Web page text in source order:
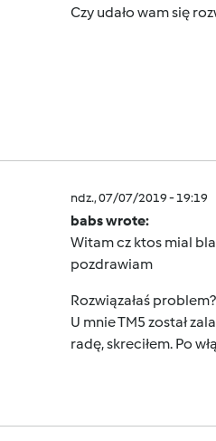
Czy udało wam się
ndz., 07/07/2019 - 19:19
babs wrote:
Witam cz ktos mial
pozdrawiam
Rozwiązałaś problem?
U mnie TM5 został
radę, skreciłem. Po